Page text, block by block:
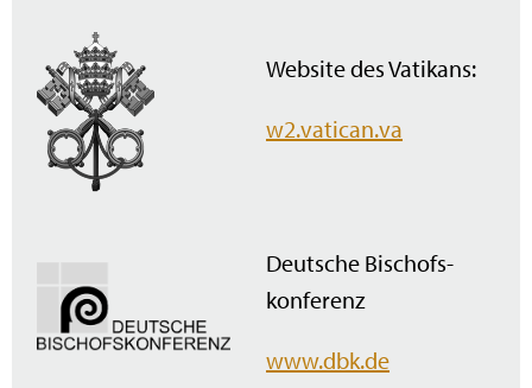
Website des Vatikans:
w2.vatican.va
Deutsche Bischofs­
konferenz
www.dbk.de